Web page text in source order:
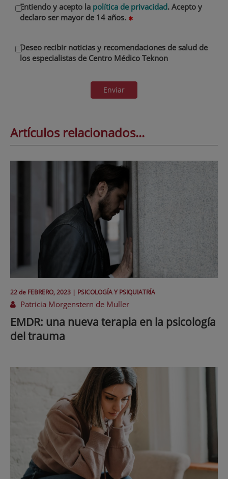
Entiendo y acepto la política de privacidad. Acepto y
declaro ser mayor de 14 años.
Deseo recibir noticias y recomendaciones de salud de
los especialistas de Centro Médico Teknon
Enviar
Artículos relacionados...
22 de FEBRERO, 2023 | PSICOLOGÍA Y PSIQUIATRÍA
Patricia Morgenstern de Muller
EMDR: una nueva terapia en la psicología
del trauma